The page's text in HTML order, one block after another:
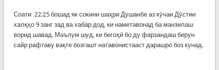
Соати 22:25 бошад як сокини шаҳри Душанбе аз кӯчаи Дӯстии
халқҳо 9 занг зад ва хабар дод, ки наметавонад ба манзилаш
ворид шавад. Маълум шуд, ки бегоҳӣ бо ду фарзандаш берун
сайр рафтаву вақте бозгашт натавонистааст дарашро боз кунад.